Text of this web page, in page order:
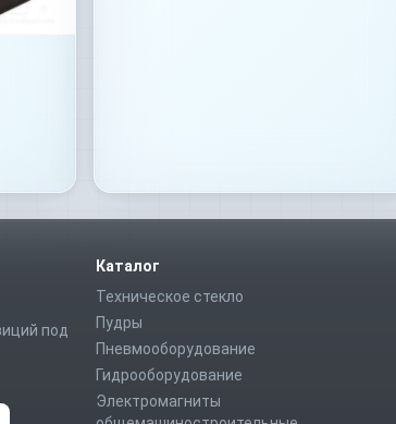
под
Каталог
Техническое стекло
Пудры
Пневмооборудование
Гидрооборудование
Электромагниты